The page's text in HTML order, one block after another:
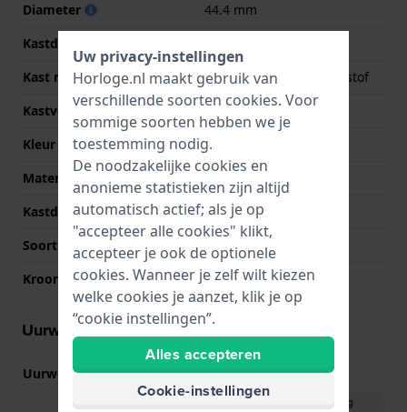
Diameter
44.4 mm
Kastdikte
Kast materiaal
Roestvrij staal en kunststof
Kastvorm
Achthoekig
Kleur kast
Zilver
Materiaal kastdeksel
Roestvrij staal
Kastdeksel
Gedicht met schroefjes
Soort glas
Mineraal
Kroon
NVT
Uurwerk informatie
Uurwerk nr. 5611(Bekijk specificaties)
Download handleiding
Uw privacy-instellingen
Horloge.nl maakt gebruik van
verschillende soorten cookies. Voor
sommige soorten hebben we je
toestemming nodig.
De noodzakelijke cookies en
anonieme statistieken zijn altijd
automatisch actief; als je op
"accepteer alle cookies" klikt,
accepteer je ook de optionele
cookies. Wanneer je zelf wilt kiezen
welke cookies je aanzet, klik je op
“cookie instellingen”.
Alles accepteren
Cookie-instellingen